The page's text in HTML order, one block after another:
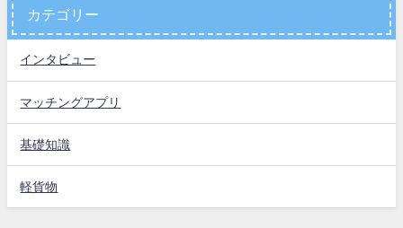
カテゴリー
インタビュー
マッチングアプリ
基礎知識
軽貨物